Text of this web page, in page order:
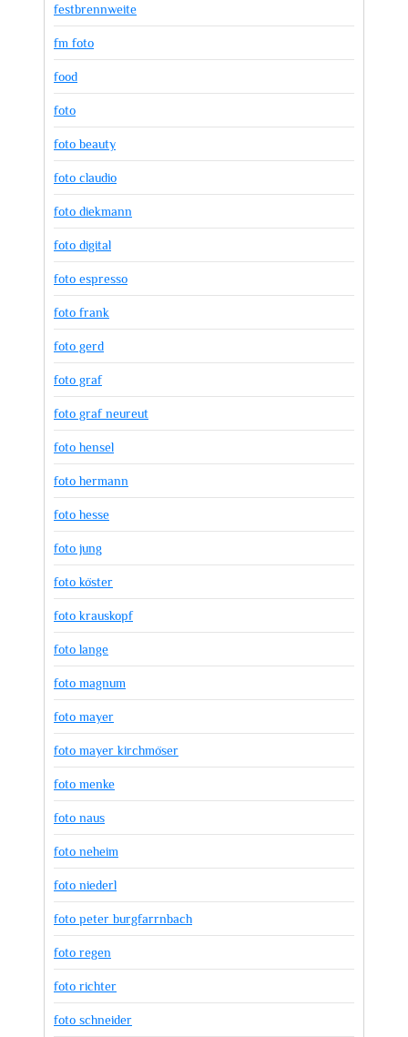
festbrennweite
fm foto
food
foto
foto beauty
foto claudio
foto diekmann
foto digital
foto espresso
foto frank
foto gerd
foto graf
foto graf neureut
foto hensel
foto hermann
foto hesse
foto jung
foto köster
foto krauskopf
foto lange
foto magnum
foto mayer
foto mayer kirchmöser
foto menke
foto naus
foto neheim
foto niederl
foto peter burgfarrnbach
foto regen
foto richter
foto schneider